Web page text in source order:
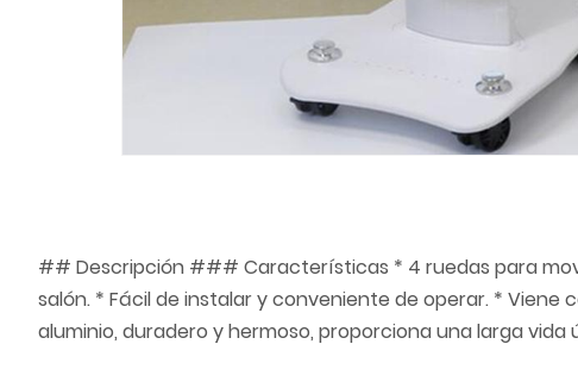
## Descripción ### Características * 4 ruedas para
salón. * Fácil de instalar y conveniente de operar. *
aluminio, duradero y hermoso, proporciona una larga